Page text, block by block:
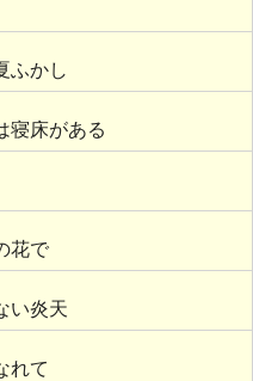
ふかし
寝床がある
花で
い炎天
れて